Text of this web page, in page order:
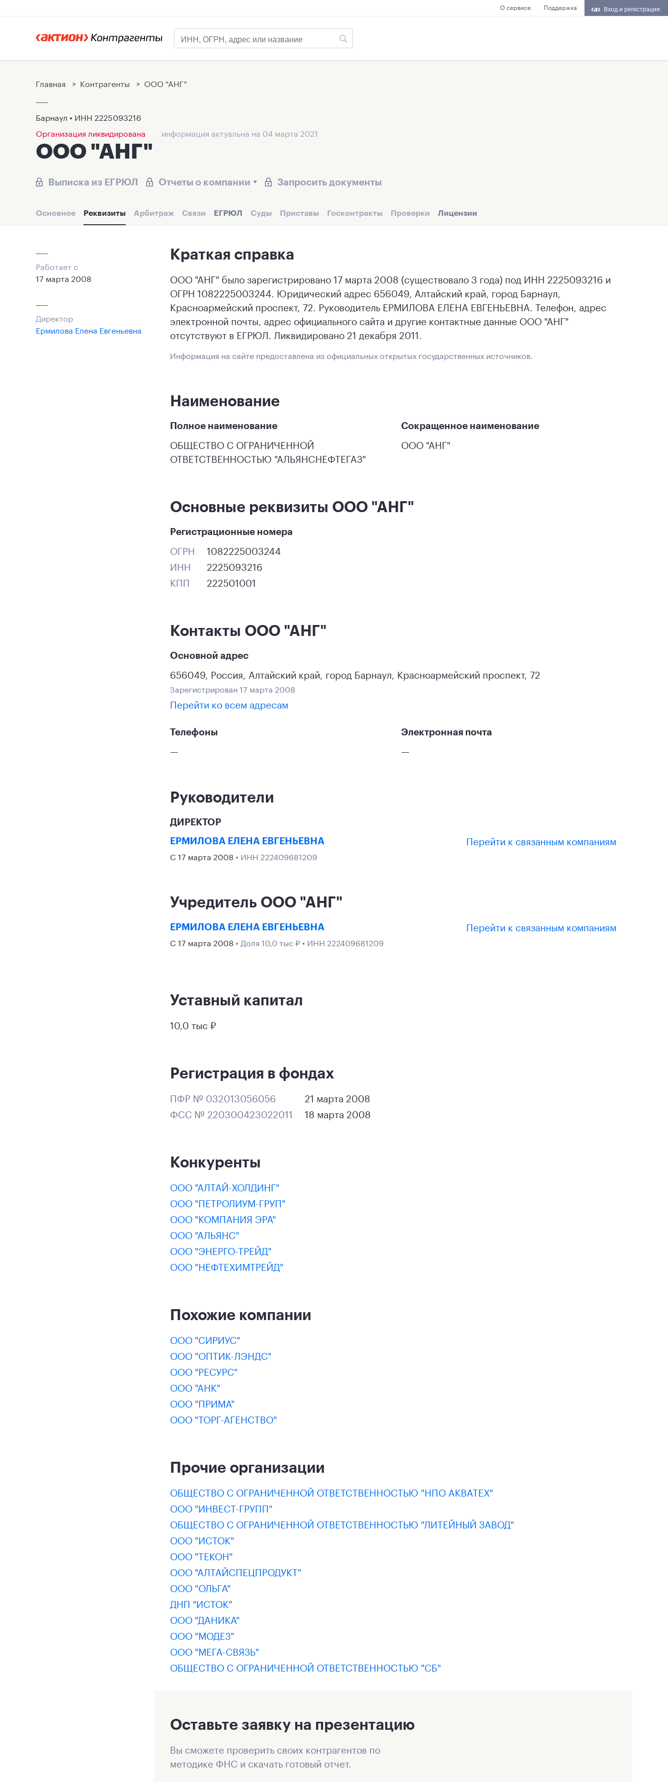
О сервисе Поддержка Вход и регистрация
Главная > Контрагенты > ООО "АНГ"
Барнаул • ИНН 2225093216
Организация ликвидирована
информация актуальна на 04 марта 2021
ООО "АНГ"
Выписка из ЕГРЮЛ Отчеты о компании Запросить документы
Основное Реквизиты Арбитраж Связи ЕГРЮЛ Суды Приставы Госконтракты Проверки Лицензии
Работает с
17 марта 2008
Директор
Ермилова Елена Евгеньевна
Краткая справка
ООО "АНГ" было зарегистрировано 17 марта 2008 (существовало 3 года) под ИНН 2225093216 и
ОГРН 1082225003244. Юридический адрес 656049, Алтайский край, город Барнаул,
Красноармейский проспект, 72. Руководитель ЕРМИЛОВА ЕЛЕНА ЕВГЕНЬЕВНА. Телефон, адрес
электронной почты, адрес официального сайта и другие контактные данные ООО "АНГ"
отсутствуют в ЕГРЮЛ. Ликвидировано 21 декабря 2011.
Информация на сайте предоставлена из официальных открытых государственных источников.
Наименование
Полное наименование
ОБЩЕСТВО С ОГРАНИЧЕННОЙ
ОТВЕТСТВЕННОСТЬЮ "АЛЬЯНСНЕФТЕГАЗ"
Сокращенное наименование
ООО "АНГ"
Основные реквизиты ООО "АНГ"
Регистрационные номера
ОГРН
1082225003244
ИНН
2225093216
КПП
222501001
Контакты ООО "АНГ"
Основной адрес
656049, Россия, Алтайский край, город Барнаул, Красноармейский проспект, 72
Зарегистрирован 17 марта 2008
Перейти ко всем адресам
Телефоны
—
Электронная почта
—
Руководители
ДИРЕКТОР
ЕРМИЛОВА ЕЛЕНА ЕВГЕНЬЕВНА
С 17 марта 2008 • ИНН 222409681209
Перейти к связанным компаниям
Учредитель ООО "АНГ"
ЕРМИЛОВА ЕЛЕНА ЕВГЕНЬЕВНА
С 17 марта 2008 • Доля 10,0 тыс ₽ • ИНН 222409681209
Перейти к связанным компаниям
Уставный капитал
10,0 тыс ₽
Регистрация в фондах
ПФР № 032013056056
21 марта 2008
ФСС № 220300423022011
18 марта 2008
Конкуренты
ООО "АЛТАЙ-ХОЛДИНГ"
ООО "ПЕТРОЛИУМ-ГРУП"
ООО "КОМПАНИЯ ЭРА"
ООО "АЛЬЯНС"
ООО "ЭНЕРГО-ТРЕЙД"
ООО "НЕФТЕХИМТРЕЙД"
Похожие компании
ООО "СИРИУС"
ООО "ОПТИК-ЛЭНДС"
ООО "РЕСУРС"
ООО "АНК"
ООО "ПРИМА"
ООО "ТОРГ-АГЕНСТВО"
Прочие организации
ОБЩЕСТВО С ОГРАНИЧЕННОЙ ОТВЕТСТВЕННОСТЬЮ "НПО АКВАТЕХ"
ООО "ИНВЕСТ-ГРУПП"
ОБЩЕСТВО С ОГРАНИЧЕННОЙ ОТВЕТСТВЕННОСТЬЮ "ЛИТЕЙНЫЙ ЗАВОД"
ООО "ИСТОК"
ООО "ТЕКОН"
ООО "АЛТАЙСПЕЦПРОДУКТ"
ООО "ОЛЬГА"
ДНП "ИСТОК"
ООО "ДАНИКА"
ООО "МОДЕЗ"
ООО "МЕГА-СВЯЗЬ"
ОБЩЕСТВО С ОГРАНИЧЕННОЙ ОТВЕТСТВЕННОСТЬЮ "СБ"
Оставьте заявку на презентацию
Вы сможете проверить своих контрагентов по
методике ФНС и скачать готовый отчет.